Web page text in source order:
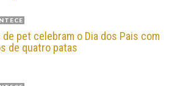
de pet celebram o Dia dos Pais com
de quatro patas